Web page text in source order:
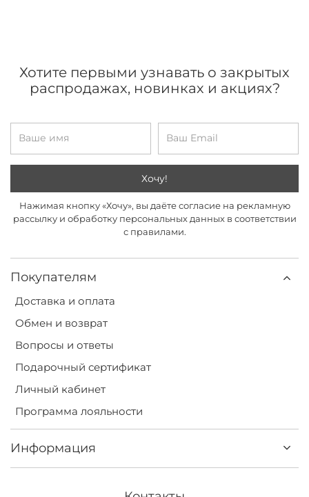
Покупателям
Доставка и оплата
Обмен и возврат
Вопросы и ответы
Подарочный сертификат
Личный кабинет
Программа лояльности
Информация
Хотите первыми узнавать о закрытых
распродажах, новинках и акциях?
Хочу!
Нажимая кнопку «Хочу», вы даёте согласие на рекламную
рассылку и обработку персональных данных в соответствии
с правилами.